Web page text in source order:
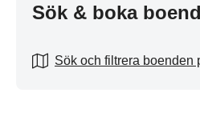
Sök & boka
Sök och filtrera boenden